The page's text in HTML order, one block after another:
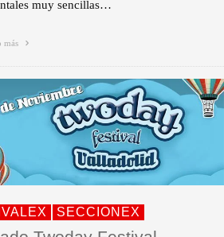
muy sencillas…
más
SECCIONEX